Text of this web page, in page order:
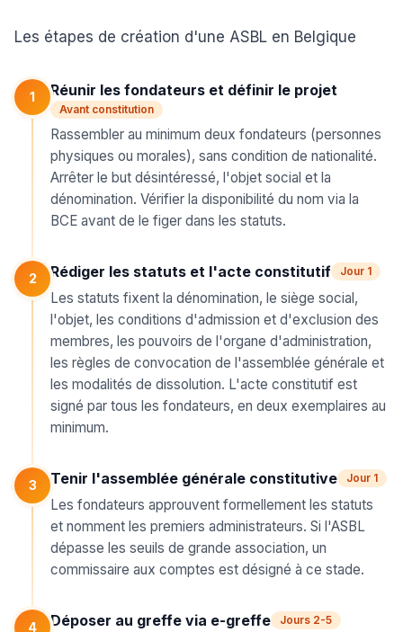
Les étapes de création d'une ASBL en Belgique
1 Réunir les fondateurs et définir le projet
Avant constitution
Rassembler au minimum deux fondateurs (personnes
physiques ou morales), sans condition de nationalité.
Arrêter le but désintéressé, l'objet social et la
dénomination. Vérifier la disponibilité du nom via la
BCE avant de le figer dans les statuts.
2 Rédiger les statuts et l'acte constitutif Jour 1
Les statuts fixent la dénomination, le siège social,
l'objet, les conditions d'admission et d'exclusion des
membres, les pouvoirs de l'organe d'administration,
les règles de convocation de l'assemblée générale et
les modalités de dissolution. L'acte constitutif est
signé par tous les fondateurs, en deux exemplaires au
minimum.
3 Tenir l'assemblée générale constitutive Jour 1
Les fondateurs approuvent formellement les statuts
et nomment les premiers administrateurs. Si l'ASBL
dépasse les seuils de grande association, un
commissaire aux comptes est désigné à ce stade.
4 Déposer au greffe via e-greffe Jours 2-5